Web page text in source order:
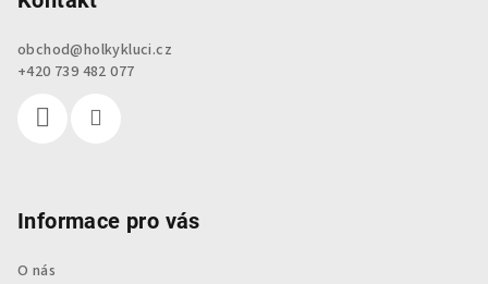
obchod@holkykluci.cz
+420 739 482 077
Informace pro vás
O nás